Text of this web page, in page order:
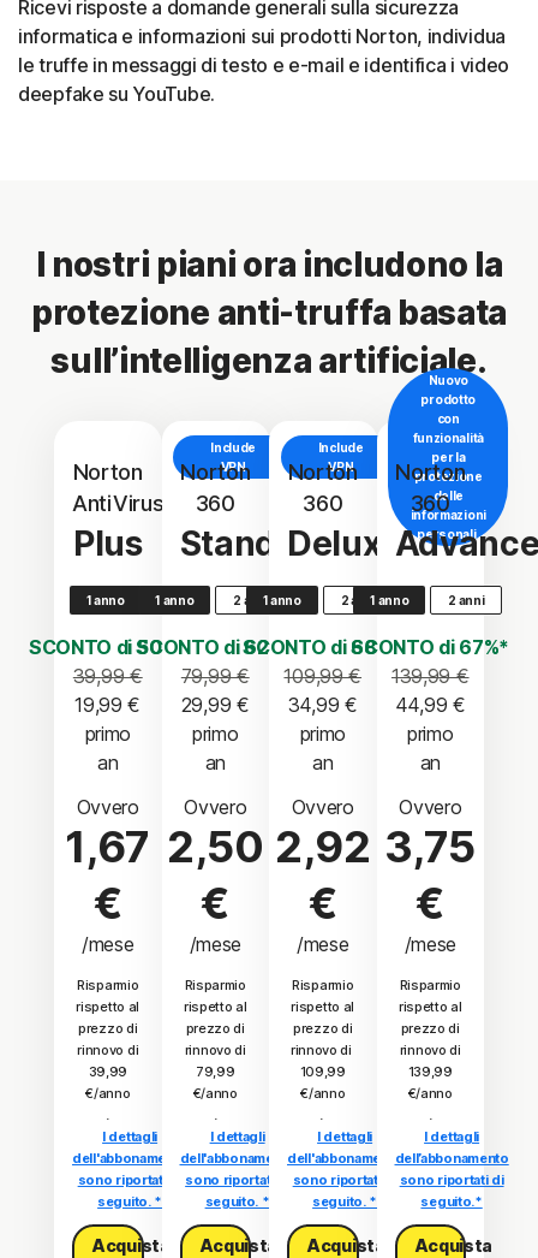
Ricevi risposte a domande generali sulla sicurezza
informatica e informazioni sui prodotti Norton, individua
le truffe in messaggi di testo e e-mail e identifica i video
deepfake su YouTube.
I nostri piani ora includono la
protezione anti-truffa basata
sull’intelligenza artificiale.
Norton
AntiVirus
Plus
1 anno
SCONTO di 50%*
39,99 €
19,99 €
an
Ovvero
1,67
€
/mese
Risparmio
rispetto al
prezzo di
rinnovo di
39,99
€/anno
.
I dettagli
dell'abbonamento
sono riportati di
seguito. *
Acquista
Include
VPN
Norton
360
Standard
1 anno 2 anni
SCONTO di 62%*
79,99 €
29,99 €
an
Ovvero
2,50
€
/mese
Risparmio
rispetto al
prezzo di
rinnovo di
79,99
€/anno
.
I dettagli
dell'abbonamento
sono riportati di
seguito. *
Acquista
Include
VPN
Norton
360
Deluxe
1 anno 2 anni
SCONTO di 68%*
109,99 €
34,99 €
an
Ovvero
2,92
€
/mese
Risparmio
rispetto al
prezzo di
rinnovo di
109,99
€/anno
.
I dettagli
dell'abbonamento
sono riportati di
seguito. *
Acquista
Nuovo
prodotto
con
funzionalità
per la
protezione
delle
informazioni
personali.
Norton
360
1 anno 2 anni
SCONTO di 67%*
139,99 €
44,99 €
an
Ovvero
3,75
€
/mese
Risparmio
rispetto al
prezzo di
rinnovo di
139,99
€/anno
.
I dettagli
dell’abbonamento
sono riportati di
seguito.*
Acquista